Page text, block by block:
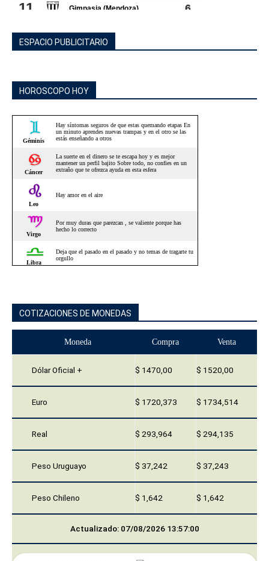
ESPACIO PUBLICITARIO
HOROSCOPO HOY
COTIZACIONES DE MONEDAS
Moneda Compra Venta
Dólar Oficial + $ 1470,00 $ 1520,00
Euro $ 1720,373 $ 1734,514
Real $ 293,964 $ 294,135
Peso Uruguayo $ 37,242 $ 37,243
Peso Chileno $ 1,642 $ 1,642
Actualizado: 07/08/2026 13:57:00